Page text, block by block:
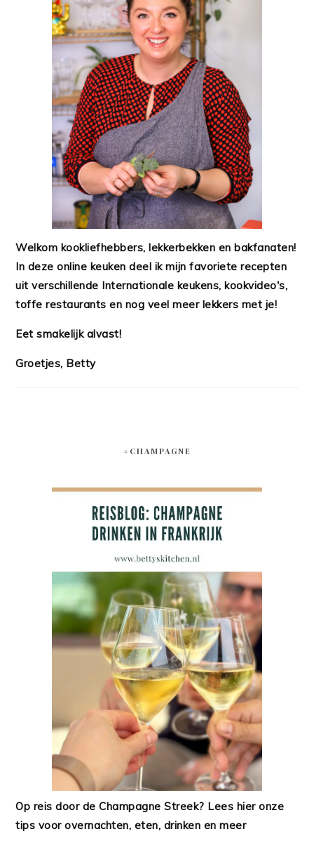
Welkom kookliefhebbers, lekkerbekken en bakfanaten!
In deze online keuken deel ik mijn favoriete recepten
uit verschillende Internationale keukens, kookvideo's,
toffe restaurants en nog veel meer lekkers met je!
Eet smakelijk alvast!
Groetjes, Betty
#CHAMPAGNE
Op reis door de Champagne Streek? Lees hier onze
tips voor overnachten, eten, drinken en meer